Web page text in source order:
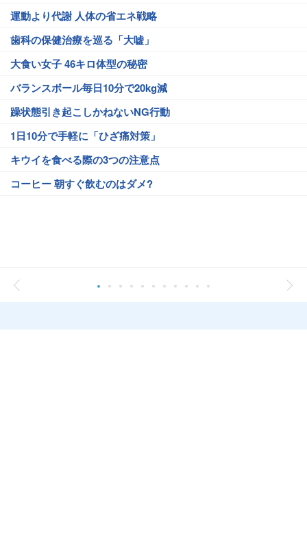
運動より代謝 人体の省エネ戦略
歯科の保健治療を巡る「大嘘」
大食い女子 46キロ体型の秘密
バランスボール毎日10分で20kg減
躁状態引き起こしかねないNG行動
1日10分で手軽に「ひざ痛対策」
キウイを食べる際の3つの注意点
コーヒー 朝すぐ飲むのはダメ?